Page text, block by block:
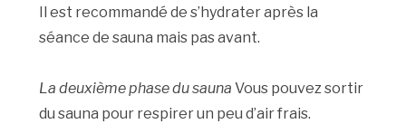
Il est recommandé de s’hydrater après la
séance de sauna mais pas avant.
La deuxième phase du sauna Vous pouvez sortir
du sauna pour respirer un peu d’air frais.